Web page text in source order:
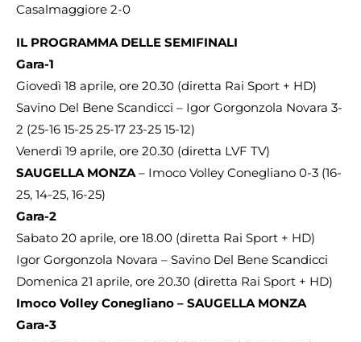
Casalmaggiore 2-0
IL PROGRAMMA DELLE SEMIFINALI
Gara-1
Giovedì 18 aprile, ore 20.30 (diretta Rai Sport + HD)
Savino Del Bene Scandicci – Igor Gorgonzola Novara 3-
2 (25-16 15-25 25-17 23-25 15-12)
Venerdì 19 aprile, ore 20.30 (diretta LVF TV)
SAUGELLA MONZA– Imoco Volley Conegliano 0-3 (16-
25, 14-25, 16-25)
Gara-2
Sabato 20 aprile, ore 18.00 (diretta Rai Sport + HD)
Igor Gorgonzola Novara – Savino Del Bene Scandicci
Domenica 21 aprile, ore 20.30 (diretta Rai Sport + HD)
Imoco Volley Conegliano – SAUGELLA MONZA
Gara-3